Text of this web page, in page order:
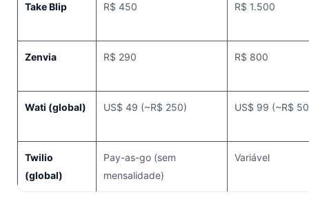
Take Blip R$ 450 R$ 1.500
Zenvia R$ 290 R$ 800
Wati (global) US$ 49 (~R$ 250) US$ 99 (~R$
Twilio
(global)
Pay-as-go (sem
mensalidade)
Variável